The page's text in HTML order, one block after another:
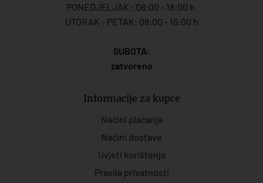
PONEDJELJAK : 08:00 - 18:00 h
UTORAK - PETAK: 08:00 - 16:00 h
SUBOTA:
zatvoreno
Informacije za kupce
Načini plaćanja
Načini dostave
Uvjeti korištenja
Pravila privatnosti